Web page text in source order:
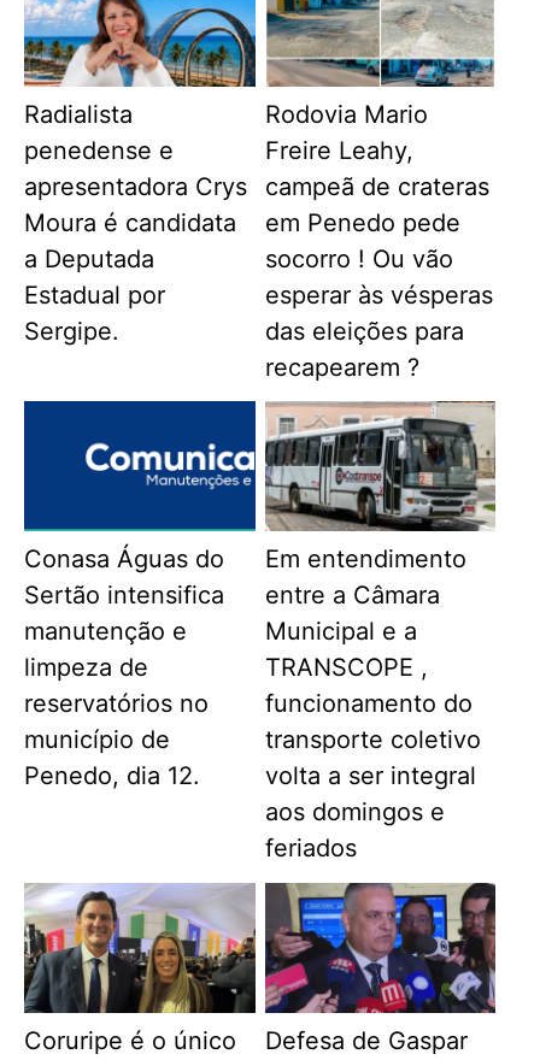
Radialista
penedense e
apresentadora Crys
Moura é candidata
a Deputada
Estadual por
Sergipe.
Rodovia Mario
Freire Leahy,
campeã de crateras
em Penedo pede
socorro ! Ou vão
esperar às vésperas
das eleições para
recapearem ?
Conasa Águas do
Sertão intensifica
manutenção e
limpeza de
reservatórios no
município de
Penedo, dia 12.
Em entendimento
entre a Câmara
Municipal e a
TRANSCOPE ,
funcionamento do
transporte coletivo
volta a ser integral
aos domingos e
feriados
Coruripe é o único
Defesa de Gaspar